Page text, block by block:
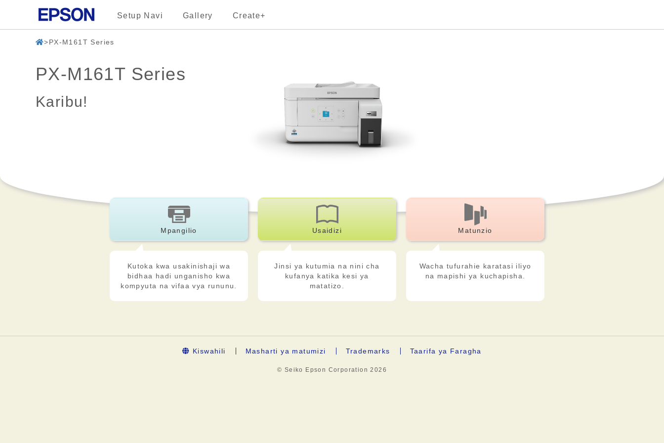
Setup Navi Gallery Create+
PX-M161T Series
PX-M161T Series
Karibu!
Mpangilio
Kutoka kwa usakinishaji wa
bidhaa hadi unganisho kwa
kompyuta na vifaa vya rununu.
Usaidizi
Jinsi ya kutumia na nini cha
kufanya katika kesi ya
matatizo.
Matunzio
Wacha tufurahie karatasi iliyo
na mapishi ya kuchapisha.
Kiswahili Masharti ya matumizi Trademarks Taarifa ya Faragha
© Seiko Epson Corporation2026